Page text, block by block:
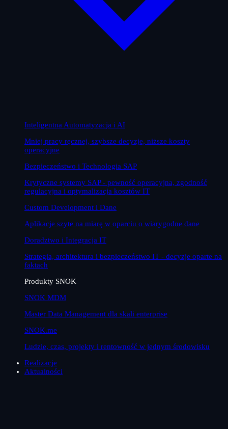
Inteligentna Automatyzacja i AI
Mniej pracy ręcznej, szybsze decyzje, niższe koszty
operacyjne
Bezpieczeństwo i Technologia SAP
Krytyczne systemy SAP - pewność operacyjna, zgodność
regulacyjna i optymalizacja kosztów IT
Custom Development i Dane
Aplikacje szyte na miarę w oparciu o wiarygodne dane
Doradztwo i Integracja IT
Strategia, architektura i bezpieczeństwo IT - decyzje oparte na
faktach
Produkty SNOK
SNOK MDM
Master Data Management dla skali enterprise
SNOK.me
Ludzie, czas, projekty i rentowność w jednym środowisku
Realizacje
Aktualności